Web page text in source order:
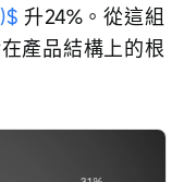
升24%。從這組
產品結構上的根